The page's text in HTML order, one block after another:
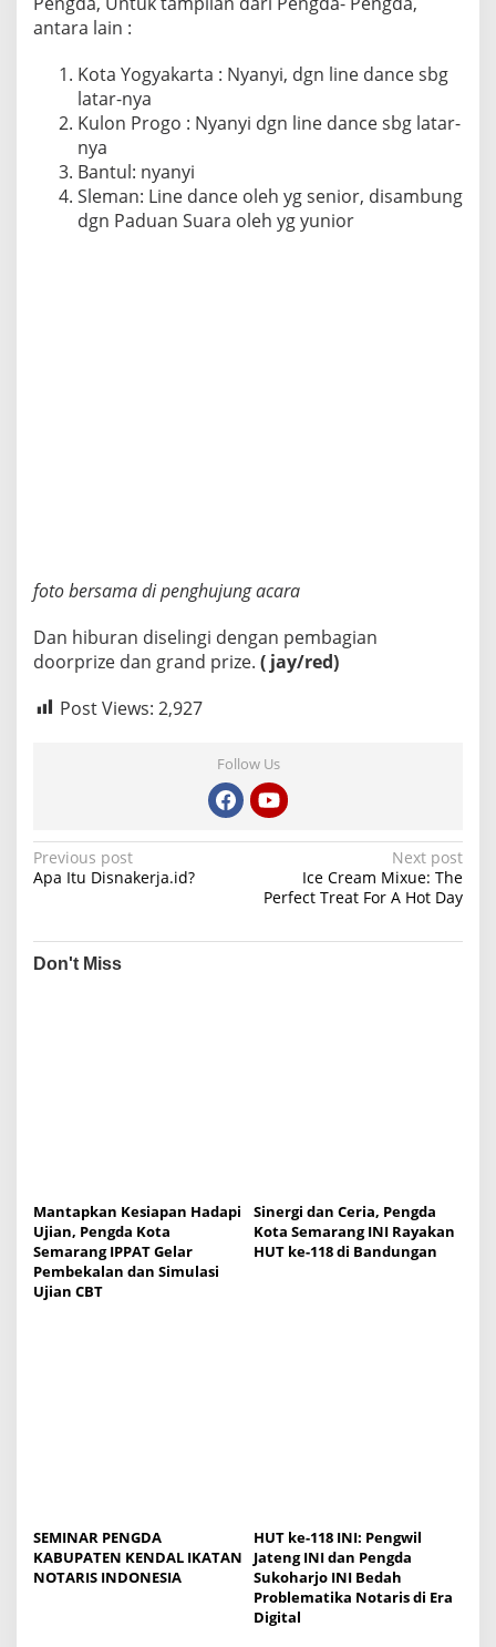
antara lain :
Kota Yogyakarta : Nyanyi, dgn line dance sbg
latar-nya
Kulon Progo : Nyanyi dgn line dance sbg latar-
nya
Bantul: nyanyi
Sleman: Line dance oleh yg senior, disambung
dgn Paduan Suara oleh yg yunior
foto bersama di penghujung acara
Dan hiburan diselingi dengan pembagian
doorprize dan grand prize. ( jay/red)
Post Views: 2,927
Follow Us
P
o
t
i
o
n
Previous post
Apa Itu Disnakerja.id?
Next post
Ice Cream Mixue: The
Perfect Treat For A Hot Day
Don't Miss
Mantapkan Kesiapan Hadapi
Ujian, Pengda Kota
Semarang IPPAT Gelar
Pembekalan dan Simulasi
Ujian CBT
Sinergi dan Ceria, Pengda
Kota Semarang INI Rayakan
HUT ke-118 di Bandungan
SEMINAR PENGDA
KABUPATEN KENDAL IKATAN
NOTARIS INDONESIA
HUT ke-118 INI: Pengwil
Jateng INI dan Pengda
Sukoharjo INI Bedah
Problematika Notaris di Era
Digital